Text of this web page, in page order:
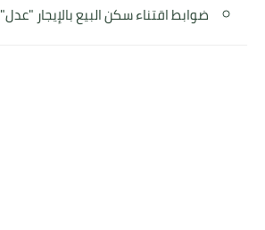
ضوابط اقتناء سكن البيع بالإيجار "عدل"